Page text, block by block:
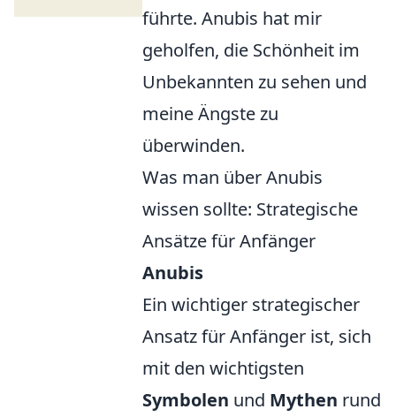
führte. Anubis hat mir
geholfen, die Schönheit im
Unbekannten zu sehen und
meine Ängste zu
überwinden.
Was man über Anubis
wissen sollte: Strategische
Ansätze für Anfänger
Anubis
Ein wichtiger strategischer
Ansatz für Anfänger ist, sich
mit den wichtigsten
Symbolen und Mythen rund